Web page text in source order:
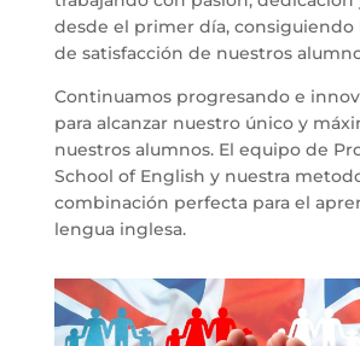
desde el primer día, consiguiendo
de satisfacción de nuestros
Continuamos progresando e
para alcanzar nuestro único y
nuestros alumnos. El equipo de
School of English y nuestra
combinación perfecta para el
lengua inglesa.